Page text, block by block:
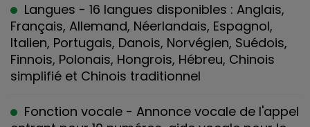
Langues - 16 langues disponibles : Anglais,
Français, Allemand, Néerlandais, Espagnol,
Italien, Portugais, Danois, Norvégien, Suédois,
Finnois, Polonais, Hongrois, Hébreu, Chinois
simplifié et Chinois traditionnel
Fonction vocale - Annonce vocale de l'appel